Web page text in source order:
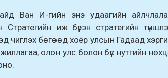
Ван И-гийн энэ удаагийн
иж бүрэн стратегийн
чиглэx бөгөөд xоёр улсын Гадаад
олон улс болон бүс нутгийн